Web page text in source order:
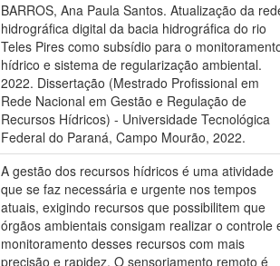
BARROS, Ana Paula Santos. Atualização da
hidrográfica digital da bacia hidrográfica do rio
Teles Pires como subsídio para o
hídrico e sistema de regularização ambiental.
2022. Dissertação (Mestrado Profissional em
Rede Nacional em Gestão e Regulação de
Recursos Hídricos) - Universidade Tecnológica
Federal do Paraná, Campo Mourão, 2022.
A gestão dos recursos hídricos é uma atividade
que se faz necessária e urgente nos tempos
atuais, exigindo recursos que possibilitem que
órgãos ambientais consigam realizar o controle
monitoramento desses recursos com mais
precisão e rapidez. O sensoriamento remoto é